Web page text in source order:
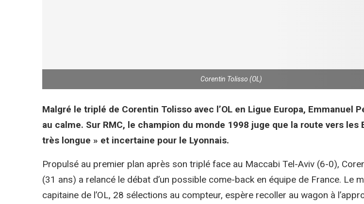
Corentin Tolisso (OL)
Malgré le triplé de Corentin Tolisso avec l’OL en Ligue Europa, Emmanuel
au calme. Sur RMC, le champion du monde 1998 juge que la route vers les
très longue » et incertaine pour le Lyonnais.
Propulsé au premier plan après son triplé face au Maccabi Tel-Aviv (6-0),
(31 ans) a relancé le débat d’un possible come-back en équipe de France. Le
capitaine de l’OL, 28 sélections au compteur, espère recoller au wagon à